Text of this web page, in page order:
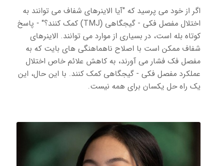
اگر از خود می پرسید که "آیا الاینرهای شفاف می توانند به
اختلال مفصل فکی - گیجگاهی (TMJ) کمک کنند؟" - پاسخ
کوتاه بله است، در بسیاری از موارد می توانند. الاینرهای
شفاف ممکن است با اصلاح ناهماهنگی های بایت که به
مفصل فک فشار می آورند، به کاهش علائم خاص اختلال
عملکرد مفصل فکی - گیجگاهی کمک کنند. با این حال، این
یک راه حل یکسان برای همه نیست.